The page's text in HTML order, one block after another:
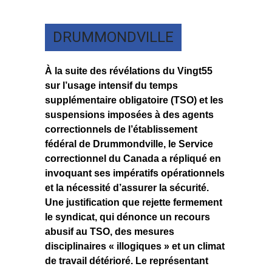
DRUMMONDVILLE
À la suite des révélations du Vingt55
sur l’usage intensif du temps
supplémentaire obligatoire (TSO) et les
suspensions imposées à des agents
correctionnels de l’établissement
fédéral de Drummondville, le Service
correctionnel du Canada a répliqué en
invoquant ses impératifs opérationnels
et la nécessité d’assurer la sécurité.
Une justification que rejette fermement
le syndicat, qui dénonce un recours
abusif au TSO, des mesures
disciplinaires « illogiques » et un climat
de travail détérioré. Le représentant